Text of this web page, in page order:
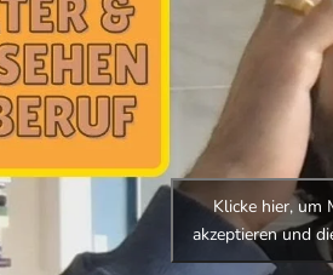
Klicke hier, um
akzeptieren und